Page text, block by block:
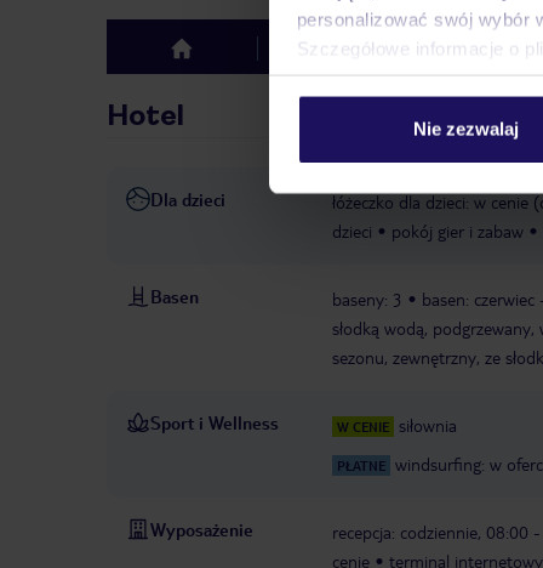
personalizować swój wybór
Szczegółowe informacje o
Nie zezwalaj
top Hotel Opinie
Hotel
Dla dzieci łóżeczko dla dzieci: w
dzieci
pokój gier i zabaw
Basen baseny: 3 basen:
słodką wodą,
sezonu, zewnętrzny, ze
Sport i Wellness W CENIE siłownia
PŁATNE windsurfing: w
Wyposażenie recepcja: codziennie, 08:00
cenie
terminal